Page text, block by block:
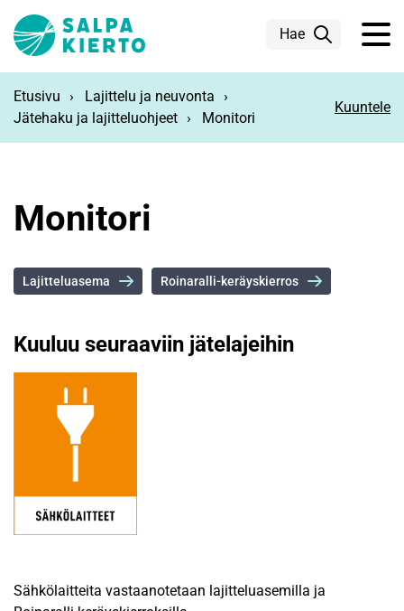
Hae
Etusivu
Lajittelu ja neuvonta
Jätehaku ja lajitteluohjeet
Monitori
Kuuntele
Monitori
Lajitteluasema Roinaralli-keräyskierros
Kuuluu seuraaviin jätelajeihin
Sähkölaitteita vastaanotetaan lajitteluasemilla ja